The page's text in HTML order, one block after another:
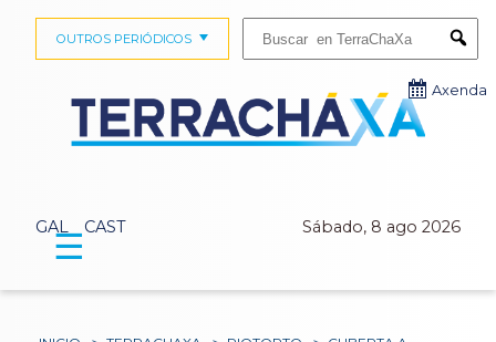
GAL CAST Sábado, 8 ago 2026
OUTROS PERIÓDICOS
Axenda
☰